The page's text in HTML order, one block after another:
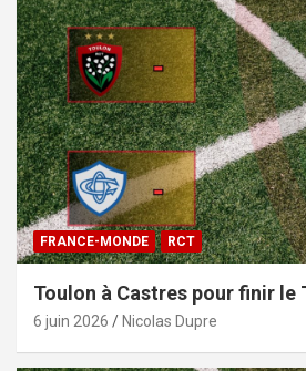
FRANCE-MONDE RCT
Toulon à Castres pour finir le
6 juin 2026 Nicolas Dupre